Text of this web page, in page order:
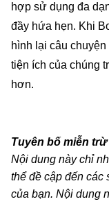
hợp sử dụng đa
đầy hứa hẹn. Khi
hình lại câu
tiện ích của chúng
hơn.
Tuyên bố miễn
Nội dung này chỉ
thể đề cập đến các
của bạn. Nội dung
lời khuyên hoặc